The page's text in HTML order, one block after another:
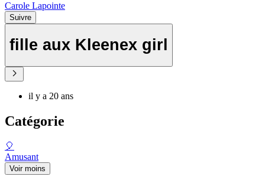
Carole Lapointe
Suivre
fille aux Kleenex girl
il y a 20 ans
Catégorie
🎈
Amusant
Voir moins